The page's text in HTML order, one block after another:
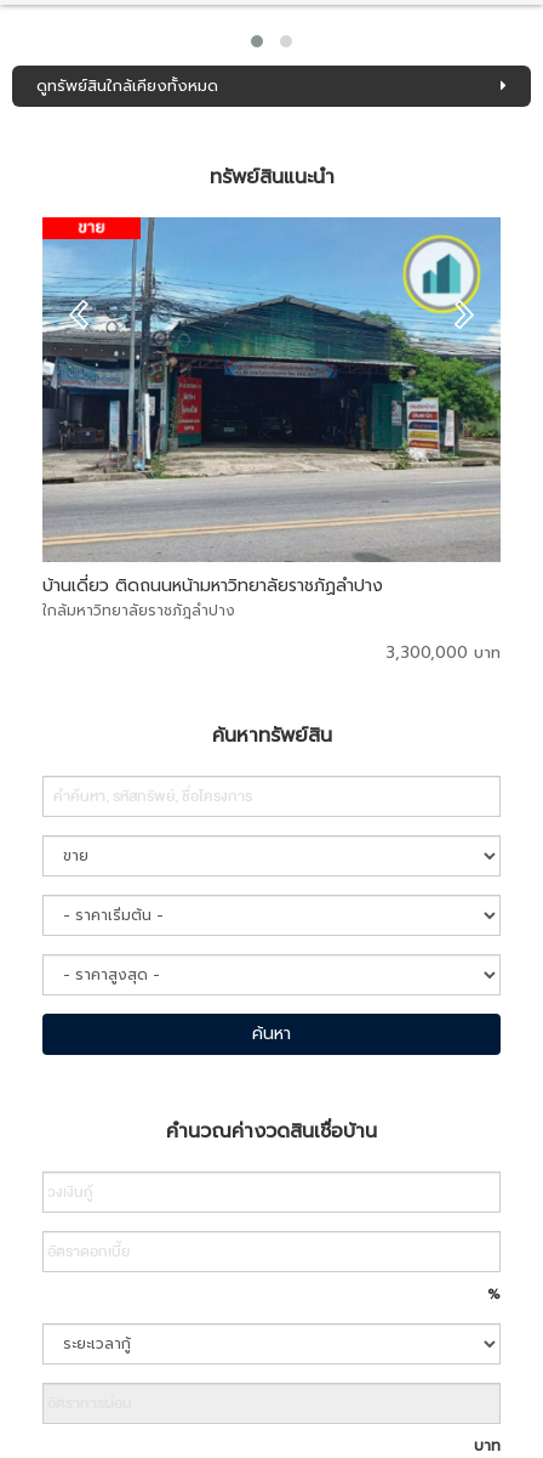
ดูทรัพย์สินใกล้เคียงทั้งหมด
ทรัพย์สินแนะนำ
บ้านเดี่ยว ประชาร่วมมิตร เมืองนครพนม
ใกล้แม็คโคร นครพนม
4,700,000 บาท
ค้นหาทรัพย์สิน
Search
ค้นหา
คำนวณค่างวดสินเชื่อบ้าน
Search
%
บาท